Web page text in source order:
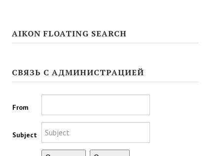
Sims 3
Star Wars Jedi Knight: Dark Force II
Star Wars Knights of the Old Republic 1
Star Wars Knights of the Old Republic 2
Titan Quest Immortal Throne
AIKON FLOATING SEARCH
СВЯЗЬ С АДМИНИСТРАЦИЕЙ
From
Subject